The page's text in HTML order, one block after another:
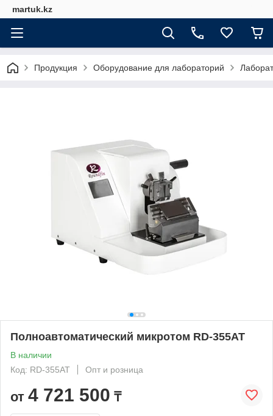
martuk.kz
Продукция Оборудование для лабораторий
Полноавтоматический микротом RD-355AT
В наличии
Код: RD-355AT
Опт и розница
от 4 721 500 ₸